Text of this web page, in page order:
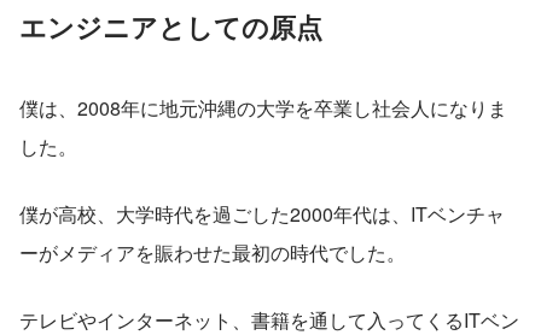
エンジニアとしての原点
僕は、2008年に地元沖縄の大学を卒業し社会人になりま
した。
僕が高校、大学時代を過ごした2000年代は、ITベンチャ
ーがメディアを賑わせた最初の時代でした。
テレビやインターネット、書籍を通して入ってくるITベン